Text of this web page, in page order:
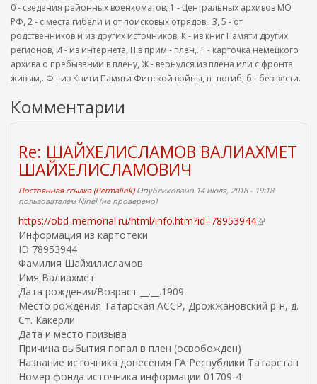
0 - сведения районных военкоматов, 1 - Центральных архивов МО
РФ, 2 - с места гибели и от поисковых отрядов,. 3, 5 - от
родственников и из других источников, К - из книг Памяти других
регионов, И - из интернета, П в прим.- плен,. Г - карточка немецкого
архива о пребывании в плену, Ж - вернулся из плена или с фронта
живым,. Ф - из Книги Памяти Финской войны, п- погиб, б - без вести.
Комментарии
Re: ШАЙХЕЛИСЛАМОВ ВАЛИАХМЕТ
ШАЙХЕЛИСЛАМОВИЧ
Постоянная ссылка (Permalink)Опубликовано 14 июля, 2018 - 19:18
пользователем Ninel (не проверено)
https://obd-memorial.ru/html/info.htm?id=78953944(
я
ы
Информация из картотеки
ID 78953944
Фамилия Шайхилисламов
Имя Валиахмет
Дата рождения/Возраст __.__.1909
Место рождения Татарская АССР, Дрожжановский р-н, д.
Ст. Какерли
Дата и место призыва
Причина выбытия попал в плен (освобожден)
Название источника донесения ГА Республики Татарстан
Номер фонда источника информации 01709-4